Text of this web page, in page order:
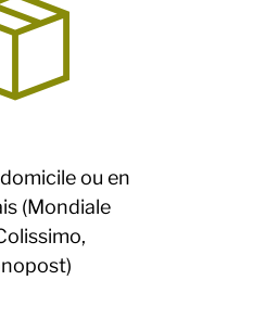
ou en
(Mondiale